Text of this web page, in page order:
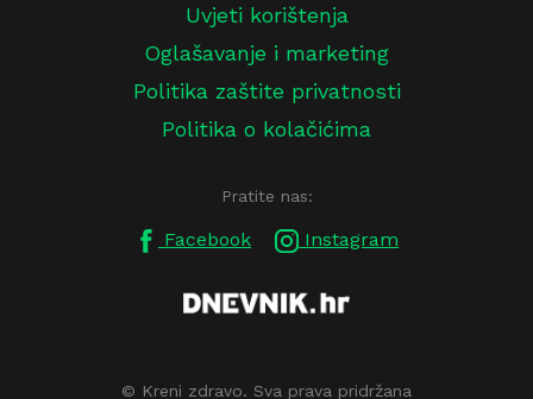
Uvjeti korištenja
Oglašavanje i marketing
Politika zaštite privatnosti
Politika o kolačićima
Pratite nas:
Facebook Instagram
© Kreni zdravo. Sva prava pridržana